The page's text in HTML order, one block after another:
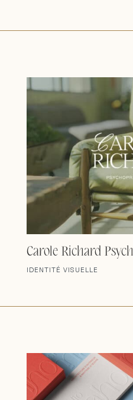
Carole Richard
IDENTITÉ VISUELLE